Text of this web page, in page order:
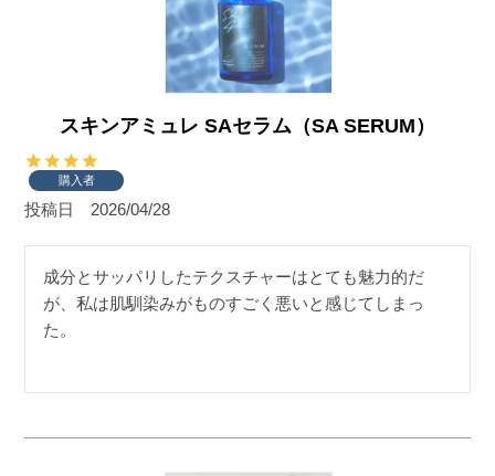
スキンアミュレ SAセラム（SA SERUM）
購入者
投稿日 2026/04/28
成分とサッパリしたテクスチャーはとても魅力的だ
が、私は肌馴染みがものすごく悪いと感じてしまっ
た。